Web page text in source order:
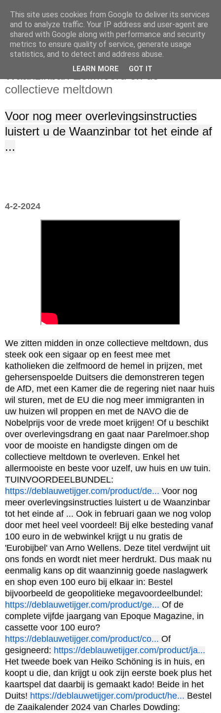
zondag 4 februari 2024
Waanzinbar: Zelfmoord en de
collectieve meltdown
Voor nog meer overlevingsinstructies
luistert u de Waanzinbar tot het einde af
...
4-2-2024
We zitten midden in onze collectieve meltdown, dus
steek ook een sigaar op en feest mee met
katholieken die zelfmoord de hemel in prijzen, met
gehersenspoelde Duitsers die demonstreren tegen
de AfD, met een Kamer die de regering niet naar huis
wil sturen, met de EU die nog meer immigranten in
uw huizen wil proppen en met de NAVO die de
Nobelprijs voor de vrede moet krijgen! Of u beschikt
over overlevingsdrang en gaat naar Parelmoer.shop
voor de mooiste en handigste dingen om de
collectieve meltdown te overleven. Enkel het
allermooiste en beste voor uzelf, uw huis en uw tuin.
TUINVOORDEELBUNDEL:
https://deblauwetijger.com/product/de... Voor nog
meer overlevingsinstructies luistert u de Waanzinbar
tot het einde af ... Ook in februari gaan we nog volop
door met heel veel voordeel! Bij elke besteding vanaf
100 euro in de webwinkel krijgt u nu gratis de
'Eurobijbel' van Arno Wellens. Deze titel verdwijnt uit
ons fonds en wordt niet meer herdrukt. Dus maak nu
eenmalig kans op dit waanzinnig goede naslagwerk
en shop even 100 euro bij elkaar in: Bestel
bijvoorbeeld de geopolitieke megavoordeelbundel:
https://deblauwetijger.com/product/ge... Of de
complete vijfde jaargang van Epoque Magazine, in
cassette voor 100 euro?
https://deblauwetijger.com/product/co... Of
gesigneerd: https://deblauwetijger.com/product/ja...
Het tweede boek van Heiko Schöning is in huis, en
koopt u die, dan krijgt u ook zijn eerste boek plus het
kaartspel dat daarbij is gemaakt kado! Beide in het
Duits! https://deblauwetijger.com/product/he... Bestel
de Zaaikalender 2024 van Charles Dowding:
This site uses cookies from Google to deliver its services
and to analyze traffic. Your IP address and user-agent are
shared with Google along with performance and security
metrics to ensure quality of service, generate usage
statistics, and to detect and address abuse.
LEARN MORE GOT IT